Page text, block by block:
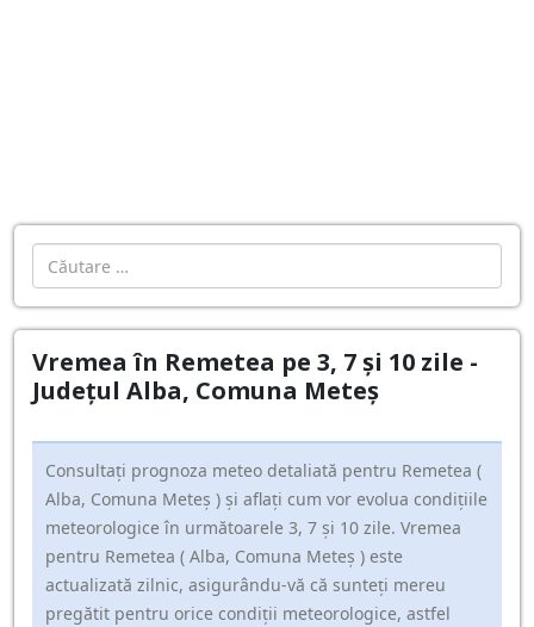
Cautare
Vremea în Remetea pe 3, 7 și 10 zile -
Județul Alba, Comuna Meteş
Consultați prognoza meteo detaliată pentru Remetea (
Alba, Comuna Meteş ) și aflați cum vor evolua condițiile
meteorologice în următoarele 3, 7 și 10 zile. Vremea
pentru Remetea ( Alba, Comuna Meteş ) este
actualizată zilnic, asigurându-vă că sunteți mereu
pregătit pentru orice condiții meteorologice, astfel